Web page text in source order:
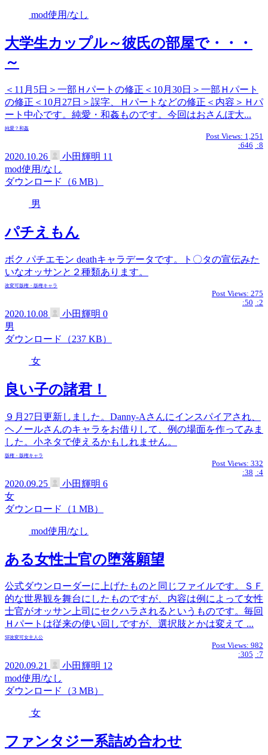
mod使用/なし
大学生カップル～彼氏の部屋で・・・
～
＜11月5日＞一部Ｈパートの修正＜10月30日＞一部Ｈパート
の修正＜10月27日＞誤字、Ｈパートなどの修正＜内容＞Ｈパ
ート中心です。純愛・和姦ものです。今回はおさんぽ大...
純愛？ 和姦
Post Views: 1,251
:646 :8
2020.10.26 小田輝明 11
mod使用/なし
ダウンロード（6 MB）
男
パチえもん
ボク パチエモン deathキャラデータです。ト〇タの宣伝みた
いなオッサンと２種類あります。
改変可版権・版権キャラ
Post Views: 275
:50 :2
2020.10.08 小田輝明 0
男
ダウンロード（237 KB）
女
良い子の諸君！
９月27日更新しました。Danny-Aさんにインスパイアされ、
ヘノールさんのキャラをお借りして、例の場面を作ってみま
した。小ネタで使えるかもしれません。
版権・版権キャラ
Post Views: 332
:38 :4
2020.09.25 小田輝明 6
女
ダウンロード（1 MB）
mod使用/なし
ある女性士官の堕落願望
公式ダウンローダーに上げたものと同じファイルです。ＳＦ
的な世界観を舞台にしたものですが、内容は例によって女性
士官がオッサン上司にセクハラされるというものです。毎回
Ｈパートは従来の使い回しですが、選択肢とかは変えて ...
SF改変可女主人公
Post Views: 982
:305 :7
2020.09.21 小田輝明 12
mod使用/なし
ダウンロード（3 MB）
女
ファンタジー系詰め合わせ